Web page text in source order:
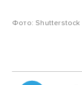
Фото: Shutterstock